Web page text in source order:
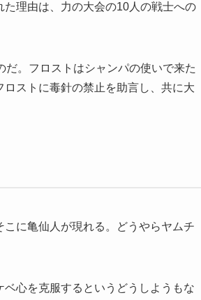
理由は、力の大会の10人の戦士への
。フロストはシャンパの使いで来た
ストに毒針の禁止を助言し、共に大
に亀仙人が現れる。どうやらヤムチ
心を克服するというどうしようもな